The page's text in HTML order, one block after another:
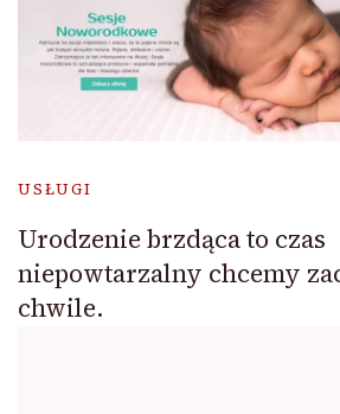
USŁUGI
Urodzenie brzdąca to czas
niepowtarzalny chcemy
chwile.